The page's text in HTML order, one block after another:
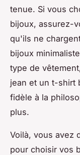
tenue. Si vous
bijoux, assurez-
qu'ils ne
bijoux
type de
jean et un t-shirt
fidèle à la
plus.
Voilà, vous avez
pour choisir vos